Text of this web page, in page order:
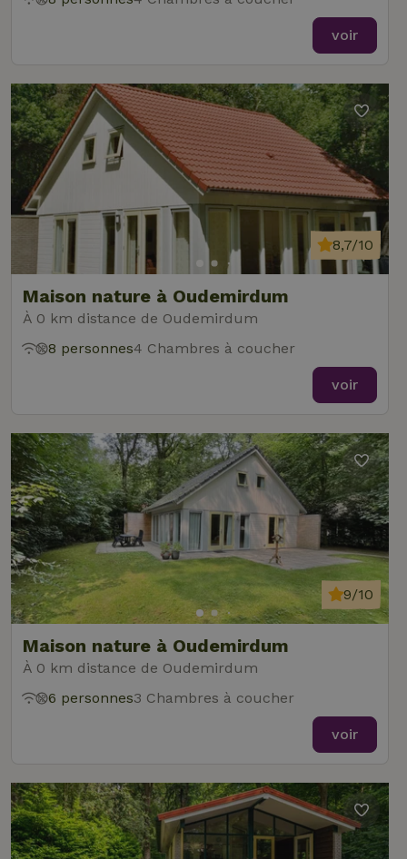
voir
Maison nature à Oudemirdum
À 0 km distance de Oudemirdum
8,7/10
8 personnes4 Chambres à coucher
voir
Maison nature à Oudemirdum
À 0 km distance de Oudemirdum
9/10
6 personnes3 Chambres à coucher
voir